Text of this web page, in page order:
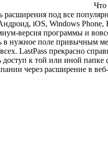
Что
под все
iOS, Windows
версия программы и
нужное поле привычным
LastPass прекрасно
к той или иной папке
через расширение в